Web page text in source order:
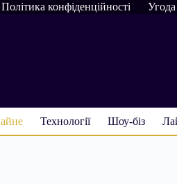
Політика конфіденційності Угода
Технології Шоу-біз